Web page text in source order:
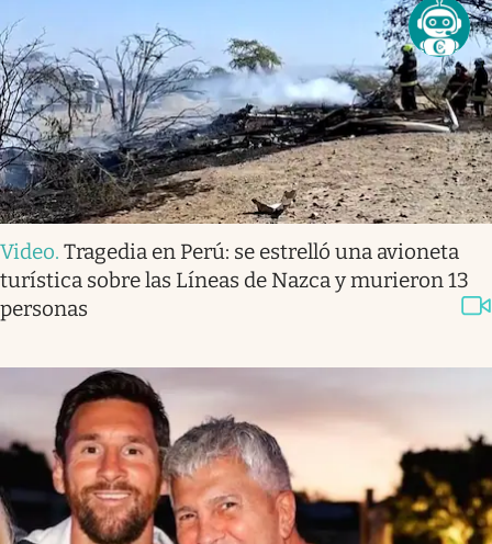
Video. Tragedia en Perú: se estrelló una avioneta
turística sobre las Líneas de Nazca y murieron 13
personas